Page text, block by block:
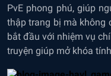
PvE phong phú, giúp
thập trang bị mà không
bắt đầu với nhiệm vụ
truyện giúp mở khóa